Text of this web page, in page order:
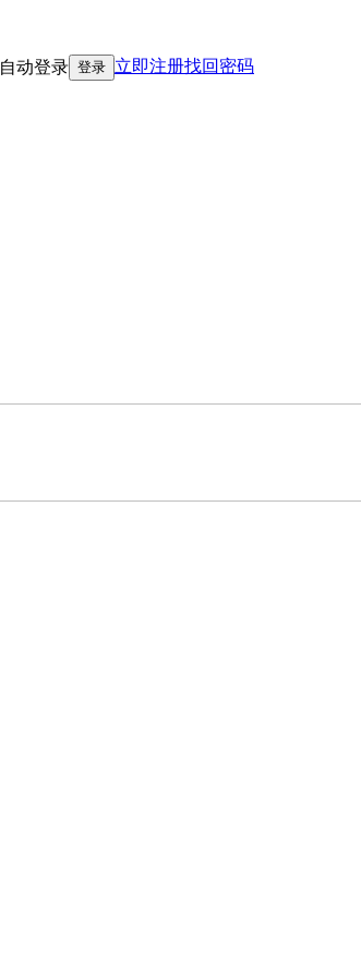
自动登录 登录 立即注册找回密码